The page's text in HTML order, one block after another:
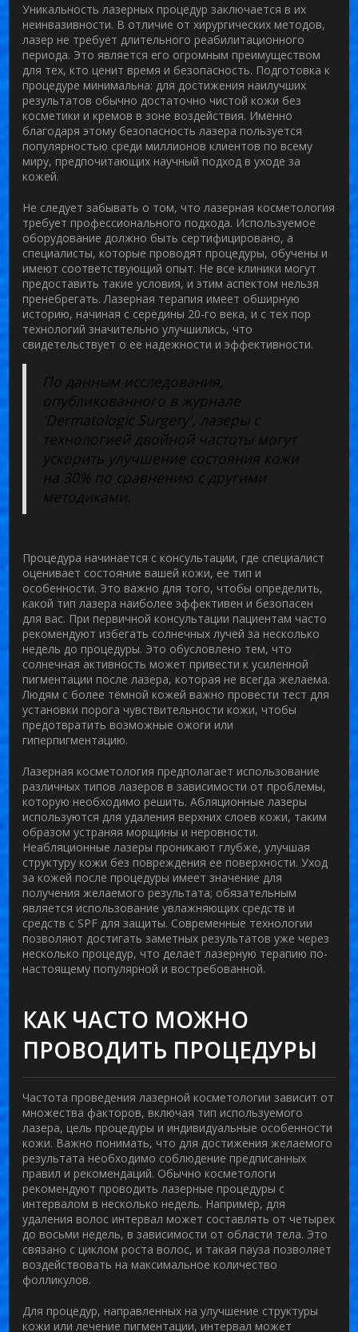
Уникальность лазерных процедур заключается в их
неинвазивности. В отличие от хирургических методов,
лазер не требует длительного реабилитационного
периода. Это является его огромным преимуществом
для тех, кто ценит время и безопасность. Подготовка к
процедуре минимальна: для достижения наилучших
результатов обычно достаточно чистой кожи без
косметики и кремов в зоне воздействия. Именно
благодаря этому безопасность лазера пользуется
популярностью среди миллионов клиентов по всему
миру, предпочитающих научный подход в уходе за
кожей.
Не следует забывать о том, что лазерная косметология
требует профессионального подхода. Используемое
оборудование должно быть сертифицировано, а
специалисты, которые проводят процедуры, обучены и
имеют соответствующий опыт. Не все клиники могут
предоставить такие условия, и этим аспектом нельзя
пренебрегать. Лазерная терапия имеет обширную
историю, начиная с середины 20-го века, и с тех пор
технологий значительно улучшились, что
свидетельствует о ее надежности и эффективности.
По данным исследования,
опубликованного в журнале
'Dermatologic Surgery', лазеры с
технологией двойной частоты могут
ускорить улучшение состояния кожи
на 30% по сравнению с другими
методиками.
Процедура начинается с консультации, где специалист
оценивает состояние вашей кожи, ее тип и
особенности. Это важно для того, чтобы определить,
какой тип лазера наиболее эффективен и безопасен
для вас. При первичной консультации пациентам часто
рекомендуют избегать солнечных лучей за несколько
недель до процедуры. Это обусловлено тем, что
солнечная активность может привести к усиленной
пигментации после лазера, которая не всегда желаема.
Людям с более тёмной кожей важно провести тест для
установки порога чувствительности кожи, чтобы
предотвратить возможные ожоги или
гиперпигментацию.
Лазерная косметология предполагает использование
различных типов лазеров в зависимости от проблемы,
которую необходимо решить. Абляционные лазеры
используются для удаления верхних слоев кожи, таким
образом устраняя морщины и неровности.
Неабляционные лазеры проникают глубже, улучшая
структуру кожи без повреждения ее поверхности.Уход
за кожей после процедуры имеет значение для
получения желаемого результата; обязательным
является использование увлажняющих средств и
средств с SPF для защиты. Современные технологии
позволяют достигать заметных результатов уже через
несколько процедур, что делает лазерную терапию по-
настоящему популярной и востребованной.
КАК ЧАСТО МОЖНО
ПРОВОДИТЬ ПРОЦЕДУРЫ
Частота проведения лазерной косметологии зависит от
множества факторов, включая тип используемого
лазера, цель процедуры и индивидуальные особенности
кожи. Важно понимать, что для достижения желаемого
результата необходимо соблюдение предписанных
правил и рекомендаций. Обычно косметологи
рекомендуют проводить лазерные процедуры с
интервалом в несколько недель. Например, для
удаления волос интервал может составлять от четырех
до восьми недель, в зависимости от области тела. Это
связано с циклом роста волос, и такая пауза позволяет
воздействовать на максимальное количество
фолликулов.
Для процедур, направленных на улучшение структуры
кожи или лечение пигментации, интервал может